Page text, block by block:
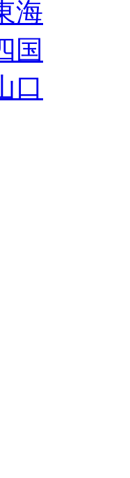
海
国
口